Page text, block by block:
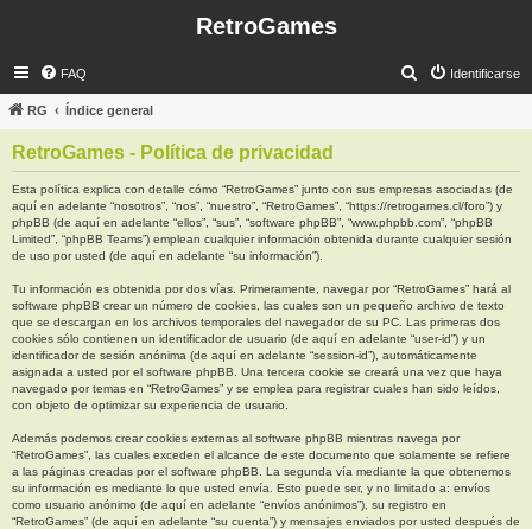
RetroGames
FAQ Identificarse
s
a
r
RG Índice general
RetroGames - Política de privacidad
Esta política explica con detalle cómo “RetroGames” junto con sus empresas asociadas (de
aquí en adelante “nosotros”, “nos”, “nuestro”, “RetroGames”, “https://retrogames.cl/foro”) y
phpBB (de aquí en adelante “ellos”, “sus”, “software phpBB”, “www.phpbb.com”, “phpBB
Limited”, “phpBB Teams”) emplean cualquier información obtenida durante cualquier sesión
de uso por usted (de aquí en adelante “su información”).
Tu información es obtenida por dos vías. Primeramente, navegar por “RetroGames” hará al
software phpBB crear un número de cookies, las cuales son un pequeño archivo de texto
que se descargan en los archivos temporales del navegador de su PC. Las primeras dos
cookies sólo contienen un identificador de usuario (de aquí en adelante “user-id”) y un
identificador de sesión anónima (de aquí en adelante “session-id”), automáticamente
asignada a usted por el software phpBB. Una tercera cookie se creará una vez que haya
navegado por temas en “RetroGames” y se emplea para registrar cuales han sido leídos,
con objeto de optimizar su experiencia de usuario.
Además podemos crear cookies externas al software phpBB mientras navega por
“RetroGames”, las cuales exceden el alcance de este documento que solamente se refiere
a las páginas creadas por el software phpBB. La segunda vía mediante la que obtenemos
su información es mediante lo que usted envía. Esto puede ser, y no limitado a: envíos
como usuario anónimo (de aquí en adelante “envíos anónimos”), su registro en
“RetroGames” (de aquí en adelante “su cuenta”) y mensajes enviados por usted después de